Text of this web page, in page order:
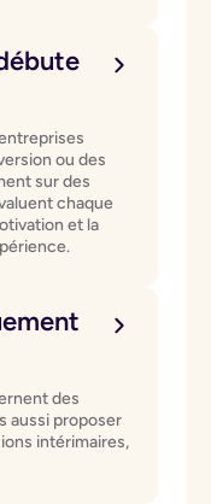
ou des
sur des
chaque
et la
des
aussi proposer
intérimaires,